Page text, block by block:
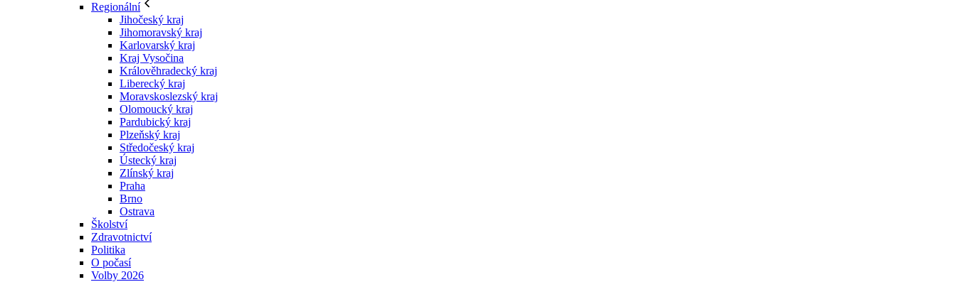
Regionální
Jihočeský kraj
Jihomoravský kraj
Karlovarský kraj
Kraj Vysočina
Králověhradecký kraj
Liberecký kraj
Moravskoslezský kraj
Olomoucký kraj
Pardubický kraj
Plzeňský kraj
Středočeský kraj
Ústecký kraj
Zlínský kraj
Praha
Brno
Ostrava
Školství
Zdravotnictví
Politika
O počasí
Volby 2026